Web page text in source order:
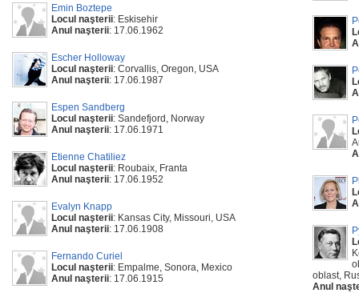
Emin Boztepe
Locul naşterii: Eskisehir
Anul naşterii: 17.06.1962
Escher Holloway
Locul naşterii: Corvallis, Oregon, USA
Anul naşterii: 17.06.1987
Espen Sandberg
Locul naşterii: Sandefjord, Norway
Anul naşterii: 17.06.1971
Etienne Chatiliez
Locul naşterii: Roubaix, Franta
Anul naşterii: 17.06.1952
Evalyn Knapp
Locul naşterii: Kansas City, Missouri, USA
Anul naşterii: 17.06.1908
Fernando Curiel
Locul naşterii: Empalme, Sonora, Mexico
Anul naşterii: 17.06.1915
oblast,
Anul